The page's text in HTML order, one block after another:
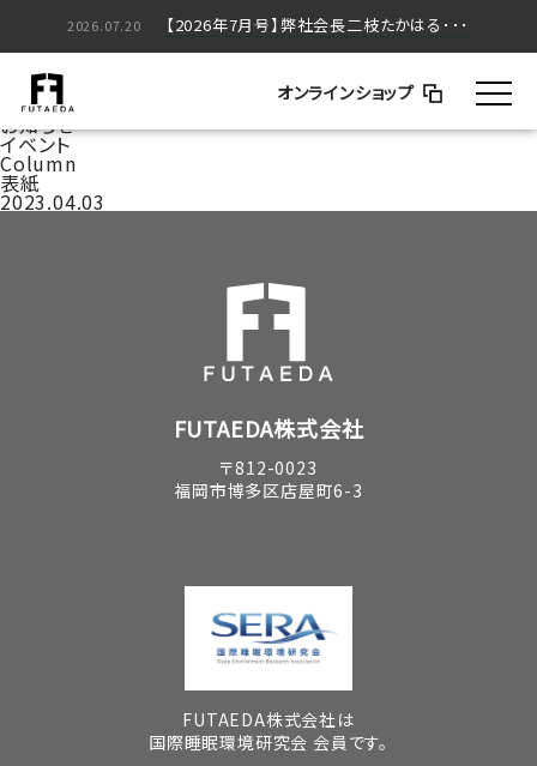
オンラインショップ
2026.05.20 【2026年5月号】弊社会長二枝たかはる･･･
2026.07.20 【2026年7月号】弊社会長二枝たかはる･･･
家づくりのはなし
コラム
お知らせ
イベント
Column
表紙
2023.04.03
FUTAEDA株式会社
〒812-0023
福岡市博多区店屋町6-3
FUTAEDA株式会社は
国際睡眠環境研究会 会員です。